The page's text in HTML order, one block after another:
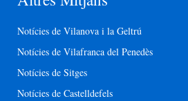
Notícies de Vilanova i la Geltrú
Notícies de Vilafranca del Penedès
Notícies de Sitges
Notícies de Castelldefels